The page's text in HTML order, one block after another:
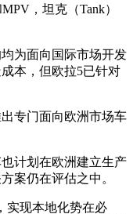
，坦克（Tank）
为面向国际市场开发
本，但欧拉5已针对
专门面向欧洲市场车
计划在欧洲建立生产
案仍在评估之中。
实现本地化势在必